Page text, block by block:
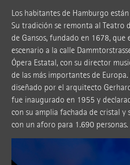
Los habitantes de Hamburgo
Su tradición se remonta al Teatro
de Gansos, fundado en 1678, que
escenario a la calle
Ópera Estatal, con su director
de las más importantes de
diseñado por el arquitecto
fue inaugurado en 1955 y
con su amplia fachada de cristal
con un aforo para 1.690 personas.